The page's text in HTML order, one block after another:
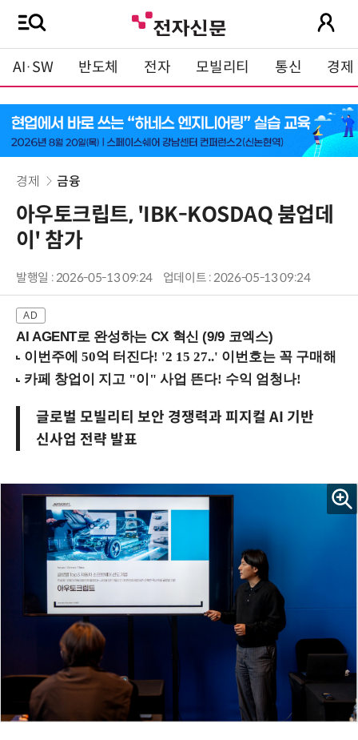
AI·SW 반도체 전자 모빌리티 통신 경제
경제 금융
아우토크립트, 'IBK-KOSDAQ 붐업데
이' 참가
발행일 : 2026-05-13 09:24 업데이트 : 2026-05-13 09:24
AI AGENT로 완성하는 CX 혁신 (9/9 코엑스)
글로벌 모빌리티 보안 경쟁력과 피지컬 AI 기반
신사업 전략 발표